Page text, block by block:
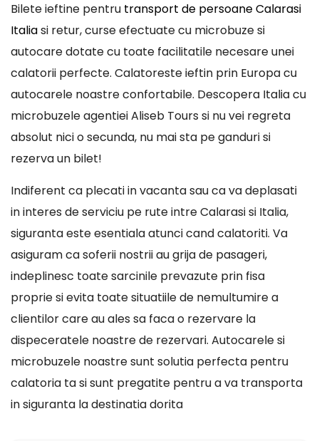
Bilete ieftine pentru transport de persoane Calarasi
Italiasi retur, curse efectuate cu microbuze si
autocare dotate cu toate facilitatile necesare unei
calatorii perfecte. Calatoreste ieftin prin Europa cu
autocarele noastre confortabile. Descopera Italia cu
microbuzele agentiei Aliseb Tours si nu vei regreta
absolut nici o secunda, nu mai sta pe ganduri si
rezerva un bilet!
Indiferent ca plecati in vacanta sau ca va deplasati
in interes de serviciu pe rute intre Calarasi si Italia,
siguranta este esentiala atunci cand calatoriti. Va
asiguram ca soferii nostrii au grija de pasageri,
indeplinesc toate sarcinile prevazute prin fisa
proprie si evita toate situatiile de nemultumire a
clientilor care au ales sa faca o rezervare la
dispeceratele noastre de rezervari. Autocarele si
microbuzele noastre sunt solutia perfecta pentru
calatoria ta si sunt pregatite pentru a va transporta
in siguranta la destinatia dorita